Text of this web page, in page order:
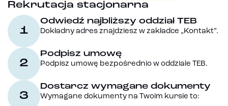
Rekrutacja stacjonarna
1
Odwiedź najbliższy oddział TEB
Dokładny adres znajdziesz w zakładce „Kontakt”.
2
Podpisz umowę
Podpisz umowę bezpośrednio w oddziale TEB.
3
Dostarcz wymagane dokumenty
Wymagane dokumenty na Twoim kursie to: